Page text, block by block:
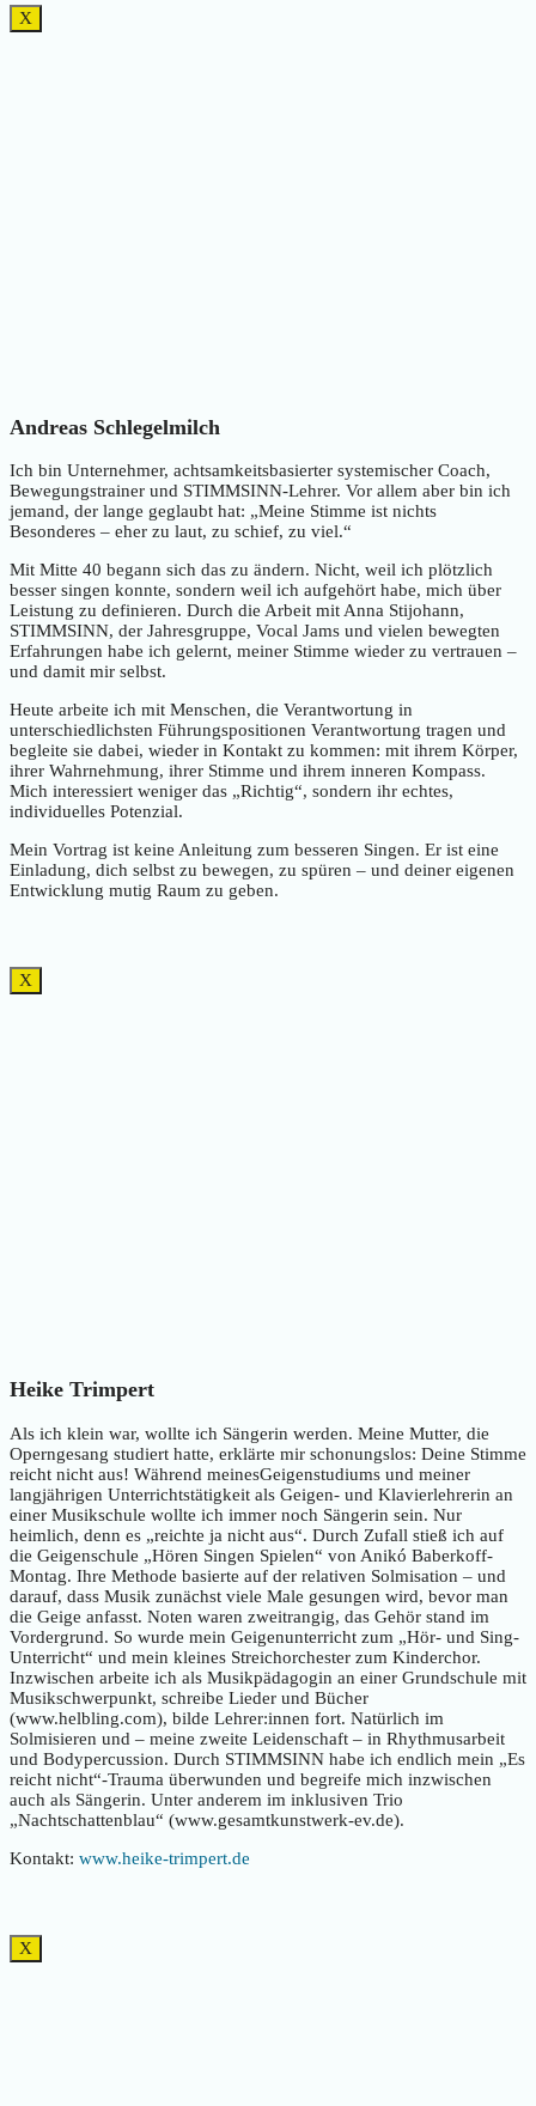
X
Andreas Schlegelmilch
Ich bin Unternehmer, achtsamkeitsbasierter systemischer Coach,
Bewegungstrainer und STIMMSINN-Lehrer. Vor allem aber bin ich
jemand, der lange geglaubt hat: „Meine Stimme ist nichts
Besonderes – eher zu laut, zu schief, zu viel.“
Mit Mitte 40 begann sich das zu ändern. Nicht, weil ich plötzlich
besser singen konnte, sondern weil ich aufgehört habe, mich über
Leistung zu definieren. Durch die Arbeit mit Anna Stijohann,
STIMMSINN, der Jahresgruppe, Vocal Jams und vielen bewegten
Erfahrungen habe ich gelernt, meiner Stimme wieder zu vertrauen –
und damit mir selbst.
Heute arbeite ich mit Menschen, die Verantwortung in
unterschiedlichsten Führungspositionen Verantwortung tragen und
begleite sie dabei, wieder in Kontakt zu kommen: mit ihrem Körper,
ihrer Wahrnehmung, ihrer Stimme und ihrem inneren Kompass.
Mich interessiert weniger das „Richtig“, sondern ihr echtes,
individuelles Potenzial.
Mein Vortrag ist keine Anleitung zum besseren Singen. Er ist eine
Einladung, dich selbst zu bewegen, zu spüren – und deiner eigenen
Entwicklung mutig Raum zu geben.
X
Heike Trimpert
Als ich klein war, wollte ich Sängerin werden. Meine Mutter, die
Operngesang studiert hatte, erklärte mir schonungslos: Deine Stimme
reicht nicht aus! Während meinesGeigenstudiums und meiner
langjährigen Unterrichtstätigkeit als Geigen- und Klavierlehrerin an
einer Musikschule wollte ich immer noch Sängerin sein. Nur
heimlich, denn es „reichte ja nicht aus“. Durch Zufall stieß ich auf
die Geigenschule „Hören Singen Spielen“ von Anikó Baberkoff-
Montag. Ihre Methode basierte auf der relativen Solmisation – und
darauf, dass Musik zunächst viele Male gesungen wird, bevor man
die Geige anfasst. Noten waren zweitrangig, das Gehör stand im
Vordergrund. So wurde mein Geigenunterricht zum „Hör- und Sing-
Unterricht“ und mein kleines Streichorchester zum Kinderchor.
Inzwischen arbeite ich als Musikpädagogin an einer Grundschule mit
Musikschwerpunkt, schreibe Lieder und Bücher
(www.helbling.com), bilde Lehrer:innen fort. Natürlich im
Solmisieren und – meine zweite Leidenschaft – in Rhythmusarbeit
und Bodypercussion. Durch STIMMSINN habe ich endlich mein „Es
reicht nicht“-Trauma überwunden und begreife mich inzwischen
auch als Sängerin. Unter anderem im inklusiven Trio
„Nachtschattenblau“ (www.gesamtkunstwerk-ev.de).
Kontakt: www.heike-trimpert.de
X